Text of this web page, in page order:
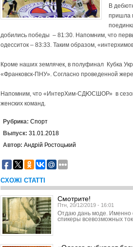
В
при­шла
добились победы – 81:30. Напомним, что
одесситок – 83:33. Таким образом,
Кроме наших землячек, в полуфинал Кубка
«Франковск-ПНУ». Согласно проведенной
Напомним, что «Интер­Хим-СДЮСШОР» в
женских команд.
Рубрика: Спорт
Выпуск: 31.01.2018
Автор: Андрій Ростоцький
СХОЖІ СТАТТІ
Смотрите!
Птн, 20/12/2019 - 16:01
Отдаю дань моде. Именно
спикеры всевозможных